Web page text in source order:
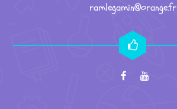
ramlegamin@orange.fr